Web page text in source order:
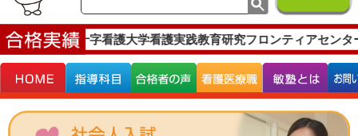
す。日本赤十字看護大学看護実践教育研究フロンティアセン